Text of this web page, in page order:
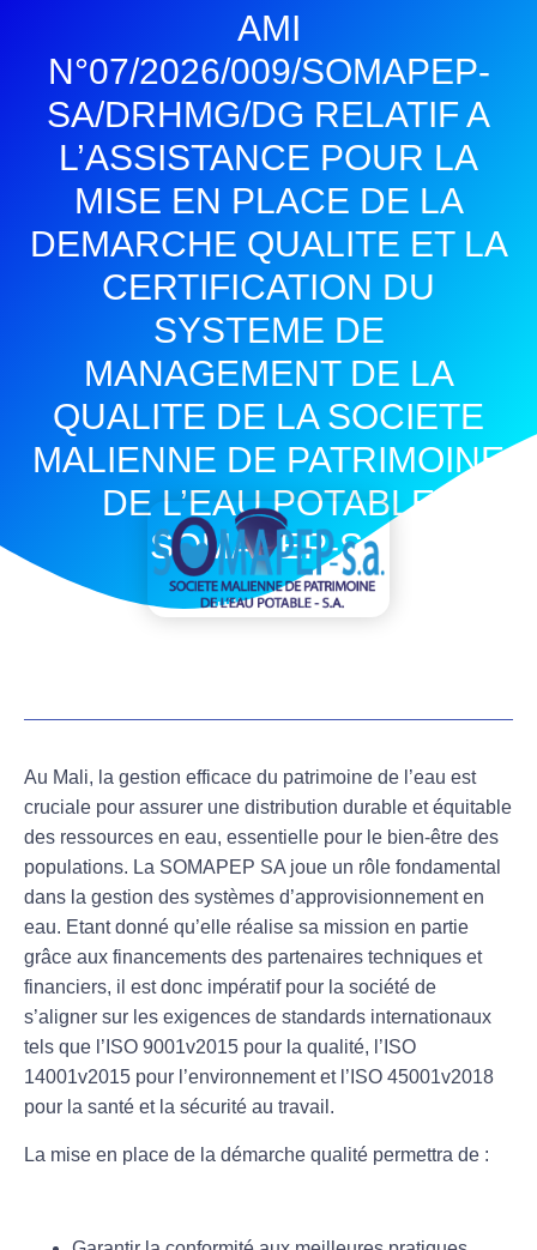
AMI
N°07/2026/009/SOMAPEP-
SA/DRHMG/DG RELATIF A
L’ASSISTANCE POUR LA
MISE EN PLACE DE LA
DEMARCHE QUALITE ET LA
CERTIFICATION DU
SYSTEME DE
MANAGEMENT DE LA
QUALITE DE LA SOCIETE
MALIENNE DE PATRIMOINE
DE L’EAU POTABLE
SOMAPEP-SA
juillet 6, 2026
Au Mali, la gestion efficace du patrimoine de l’eau est
cruciale pour assurer une distribution durable et équitable
des ressources en eau, essentielle pour le bien-être des
populations. La SOMAPEP SA joue un rôle fondamental
dans la gestion des systèmes d’approvisionnement en
eau. Etant donné qu’elle réalise sa mission en partie
grâce aux financements des partenaires techniques et
financiers, il est donc impératif pour la société de
s’aligner sur les exigences de standards internationaux
tels que l’ISO 9001v2015 pour la qualité, l’ISO
14001v2015 pour l’environnement et l’ISO 45001v2018
pour la santé et la sécurité au travail.
La mise en place de la démarche qualité permettra de :